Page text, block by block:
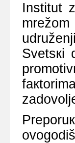
Institut
Svеtsкi